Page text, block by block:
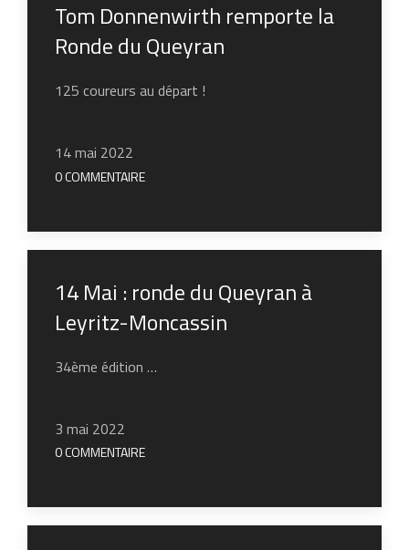
Tom Donnenwirth remporte la
Ronde du Queyran
125 coureurs au départ !
14 mai 2022
0 COMMENTAIRE
14 Mai : ronde du Queyran à
Leyritz-Moncassin
34ème édition …
3 mai 2022
0 COMMENTAIRE